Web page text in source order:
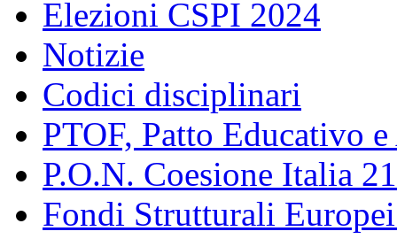
Elezioni CSPI 2024
Notizie
Codici disciplinari
PTOF, Patto Educativo
P.O.N. Coesione Italia
Fondi Strutturali